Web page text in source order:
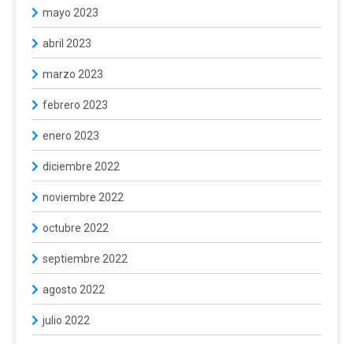
mayo 2023
abril 2023
marzo 2023
febrero 2023
enero 2023
diciembre 2022
noviembre 2022
octubre 2022
septiembre 2022
agosto 2022
julio 2022